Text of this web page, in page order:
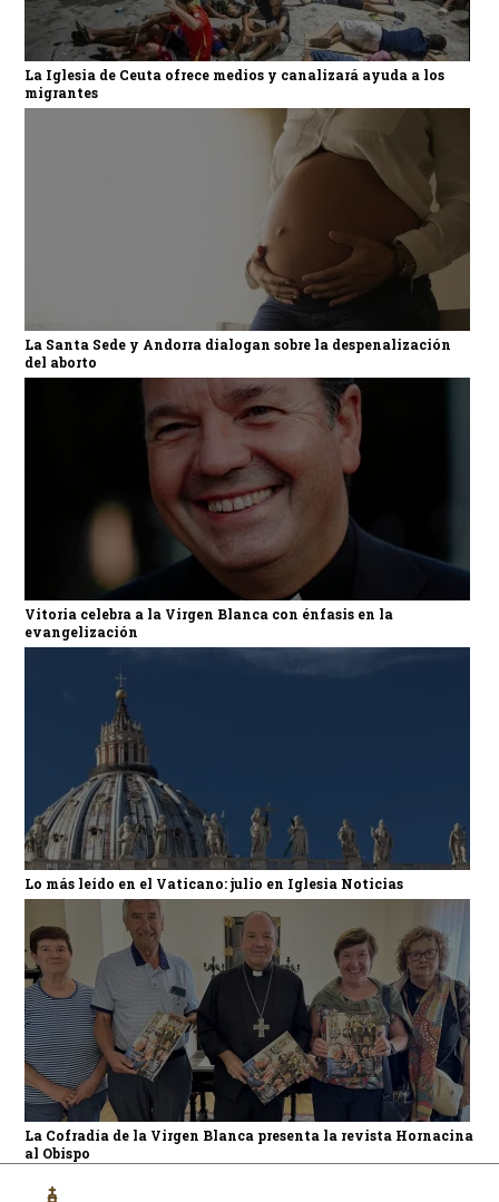
La Iglesia de Ceuta ofrece medios y canalizará ayuda a los
migrantes
La Santa Sede y Andorra dialogan sobre la despenalización
del aborto
Vitoria celebra a la Virgen Blanca con énfasis en la
evangelización
Lo más leído en el Vaticano: julio en Iglesia Noticias
La Cofradía de la Virgen Blanca presenta la revista Hornacina
al Obispo